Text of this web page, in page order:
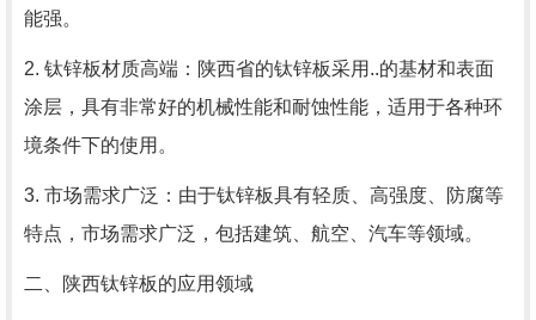
能强。
2. 钛锌板材质高端：陕西省的钛锌板采用..的基材和表面
涂层，具有非常好的机械性能和耐蚀性能，适用于各种环
境条件下的使用。
3. 市场需求广泛：由于钛锌板具有轻质、高强度、防腐等
特点，市场需求广泛，包括建筑、航空、汽车等领域。
二、陕西钛锌板的应用领域